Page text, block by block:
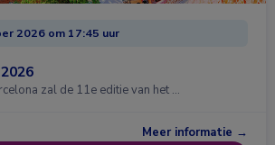
2026 om 17:45 uur
zal de 11e editie van het …
Meer informatie →